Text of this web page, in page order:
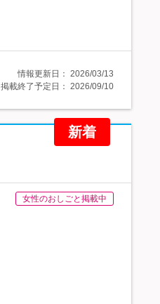
情報更新日： 2026/03/13
掲載終了予定日： 2026/09/10
新着
女性のおしごと掲載中